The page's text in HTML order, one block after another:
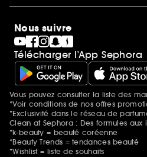
Magasins
Idées cadeaux
Gravure parfum
Black Friday
Soldes
SEPHORA edit
Sephora Prize
Sephora Beautiful Club
Clean at Sephora
Idées & Inspirations Beauté
Nous suivre
Télécharger l’App Sephora
Mentions additionnelles
Vous pouvez consulter la liste des
*Voir conditions de nos offres
*Exclusivité dans le réseau de
Clean at Sephora : Des formules
*k-beauty = beauté coréenne
*Beauty Trends = tendances beauté
*Wishlist = liste de souhaits